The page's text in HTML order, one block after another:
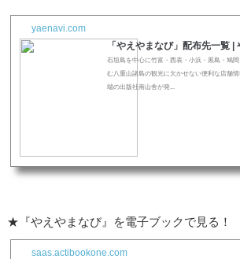
yaenavi.com
「やえやまなび」配布先一覧 |
石垣島を中心に竹富・西表・小浜・黒島・鳩
む八重山諸島の観光に欠かせない便利な店舗
端の出版社南山舎が発...
★『やえやまなび』を電子ブックで見る！
saas.actibookone.com